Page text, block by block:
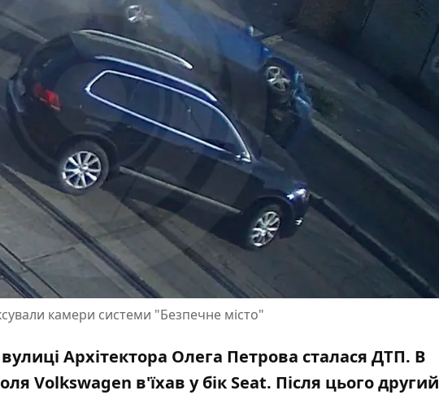
камери системи "Безпечне місто"
Архітектора Олега Петрова сталася ДТП. В
Volkswagen в'їхав у бік Seat. Після цього другий